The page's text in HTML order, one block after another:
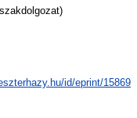
id/eprint/15869